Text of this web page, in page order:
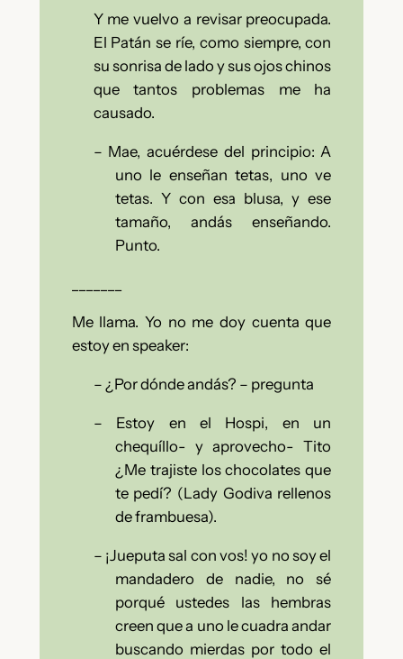
Y me vuelvo a revisar preocupada.
El Patán se ríe, como siempre, con
su sonrisa de lado y sus ojos chinos
que tantos problemas me ha
causado.
– Mae, acuérdese del principio: A
uno le enseñan tetas, uno ve
tetas. Y con esa blusa, y ese
tamaño, andás enseñando.
Punto.
Me llama. Yo no me doy cuenta que
estoy en speaker:
– ¿Por dónde andás? – pregunta
–
Estoy en el Hospi, en un
chequíllo- y aprovecho-Tito
¿Me trajiste los chocolates que
te pedí? (Lady Godiva rellenos
de frambuesa).
– ¡Jueputa sal con vos! yo no soy el
mandadero de nadie, no sé
porqué ustedes las hembras
creen que a uno le cuadra andar
buscando mierdas por todo el